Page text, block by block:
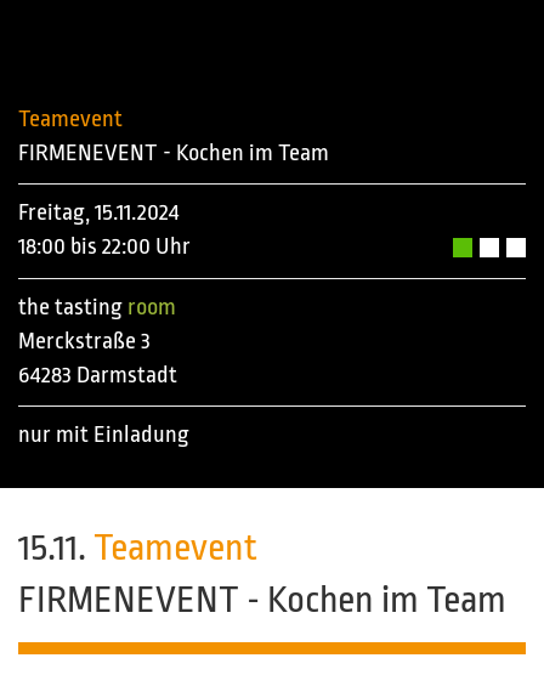
Teamevent
FIRMENEVENT - Kochen im Team
Freitag, 15.11.2024
18:00 bis 22:00 Uhr
the tasting room
Merckstraße 3
64283 Darmstadt
nur mit Einladung
15.11. Teamevent
FIRMENEVENT - Kochen im Team